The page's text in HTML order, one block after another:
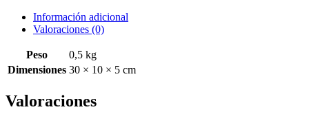
Información adicional
Valoraciones (0)
Peso
0,5 kg
Dimensiones 30 × 10 × 5 cm
Valoraciones